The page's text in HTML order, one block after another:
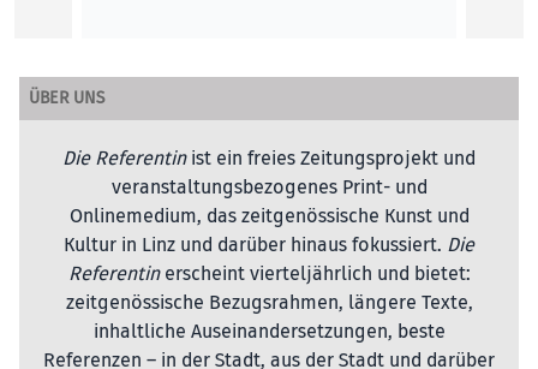
ÜBER UNS
Die Referentinist ein freies Zeitungsprojekt und
veranstaltungsbezogenes Print- und
Onlinemedium, das zeitgenössische Kunst und
Kultur in Linz und darüber hinaus fokussiert. Die
Referentinerscheint vierteljährlich und bietet:
zeitgenössische Bezugsrahmen, längere Texte,
inhaltliche Auseinandersetzungen, beste
Referenzen – in der Stadt, aus der Stadt und darüber